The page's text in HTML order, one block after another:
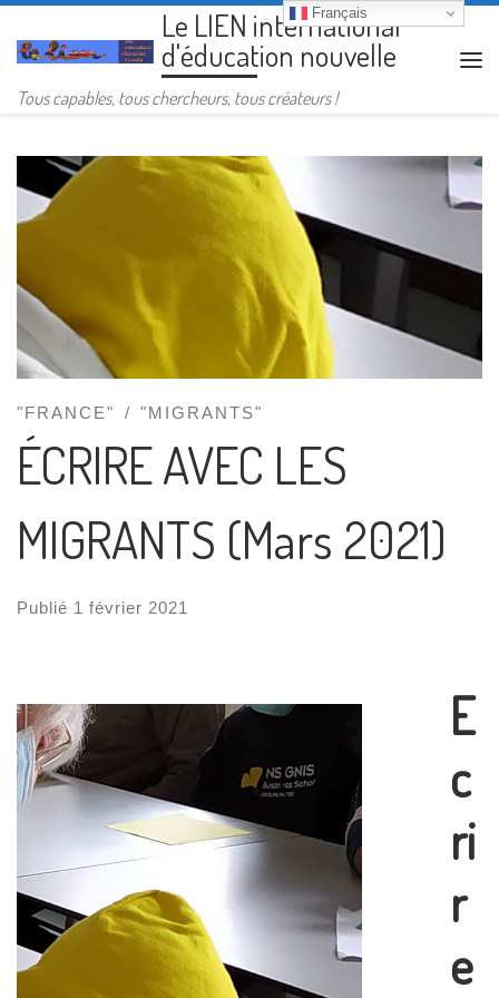
Passer au contenuLe LIEN international
d'éducation nouvelle
Tous capables, tous chercheurs, tous créateurs !
"FRANCE" "MIGRANTS"
ÉCRIRE AVEC LES
MIGRANTS (Mars 2021)
Publié 1 février 2021
E
c
ri
r
e
Français